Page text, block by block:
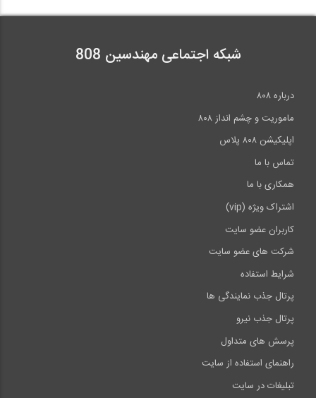
شبکه اجتماعی مهندسین 808
درباره ۸۰۸
ماموریت و چشم انداز ۸۰۸
اپلیکیشن ۸۰۸ پلاس
تماس با ما
همکاری با ما
اشتراک ویژه (vip)
کاربران عضو سایت
شرکت های عضو سایت
شرایط استفاده
پرتال جذب نمایندگی ها
پرتال جذب نیرو
پرسش های متداول
راهنمای استفاده از سایت
تبلیغات در سایت